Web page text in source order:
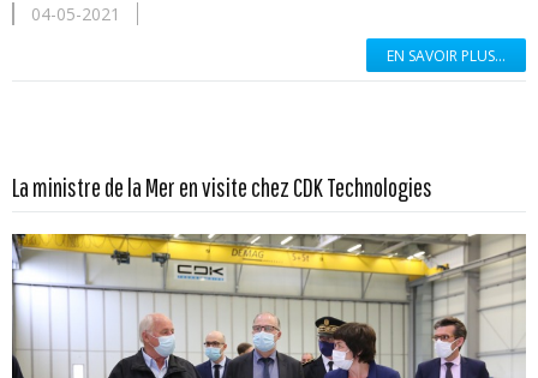
04-05-2021
EN SAVOIR PLUS...
La ministre de la Mer en visite chez CDK Technologies